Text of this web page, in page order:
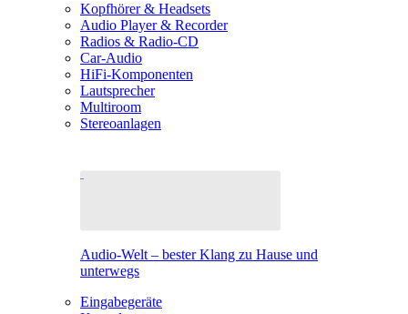
Kopfhörer & Headsets
Audio Player & Recorder
Radios & Radio-CD
Car-Audio
HiFi-Komponenten
Lautsprecher
Multiroom
Stereoanlagen
Audio-Welt – bester Klang zu Hause und
unterwegs
Eingabegeräte